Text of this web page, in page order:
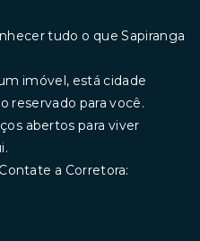
tudo o que Sapiranga
imóvel, está cidade
reservado para você.
abertos para viver
a Corretora: